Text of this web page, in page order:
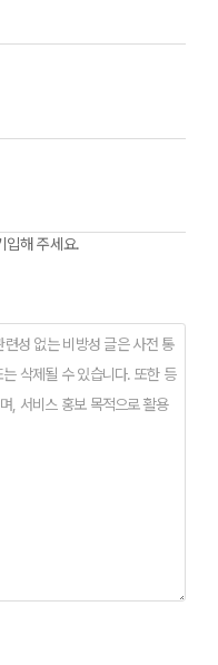
입해 주세요.